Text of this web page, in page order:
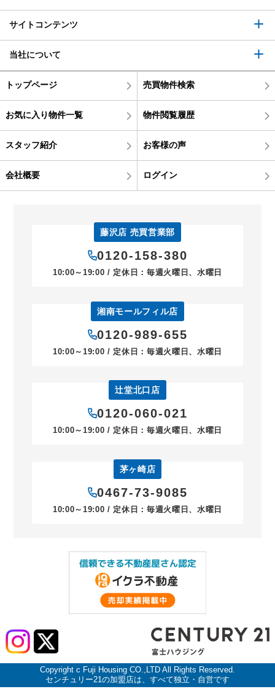
サイトコンテンツ
当社について
トップページ 売買物件検索
お気に入り物件一覧 物件閲覧履歴
スタッフ紹介 お客様の声
会社概要 ログイン
藤沢店 売買営業部
0120-158-380
10:00～19:00 / 定休日：毎週火曜日、水曜日
湘南モールフィル店
0120-989-655
10:00～19:00 / 定休日：毎週火曜日、水曜日
辻堂北口店
0120-060-021
10:00～19:00 / 定休日：毎週火曜日、水曜日
茅ヶ崎店
0467-73-9085
10:00～19:00 / 定休日：毎週火曜日、水曜日
Copyright c Fuji Housing CO.,LTD All Rights Reserved.
センチュリー21の加盟店は、すべて独立・自営です